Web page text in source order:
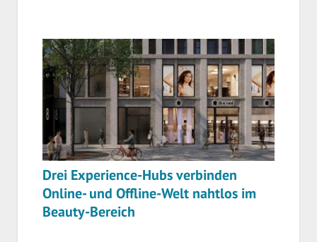
Drei Experience-Hubs verbinden
Online- und Offline-Welt nahtlos im
Beauty-Bereich